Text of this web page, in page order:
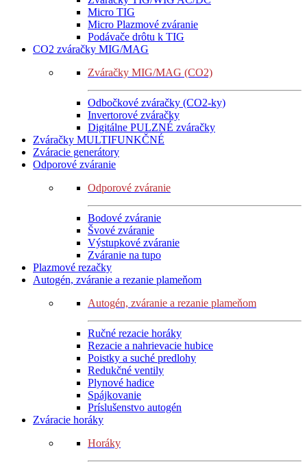
Micro TIG
Micro Plazmové zváranie
Podávače drôtu k TIG
CO2 zváračky MIG/MAG
Zváračky MIG/MAG (CO2)
Odbočkové zváračky (CO2-ky)
Invertorové zváračky
Digitálne PULZNÉ zváračky
Zváračky MULTIFUNKČNÉ
Zváracie generátory
Odporové zváranie
Odporové zváranie
Bodové zváranie
Švové zváranie
Výstupkové zváranie
Zváranie na tupo
Plazmové rezačky
Autogén, zváranie a rezanie plameňom
Autogén, zváranie a rezanie plameňom
Ručné rezacie horáky
Rezacie a nahrievacie hubice
Poistky a suché predlohy
Redukčné ventily
Plynové hadice
Spájkovanie
Príslušenstvo autogén
Zváracie horáky
Horáky